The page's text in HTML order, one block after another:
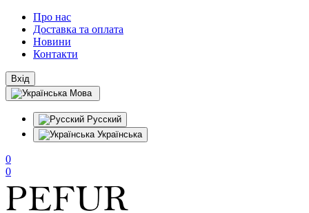
Про нас
Доставка та оплата
Новини
Контакти
Вхід
Мова
Русский
Українська
0
0